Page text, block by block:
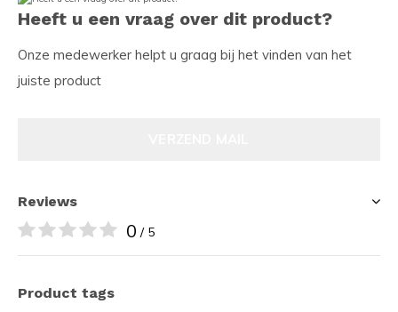
Heeft u een vraag over dit product?
Onze medewerker helpt u graag bij het vinden van het
juiste product
Reviews
0 / 5
Product tags